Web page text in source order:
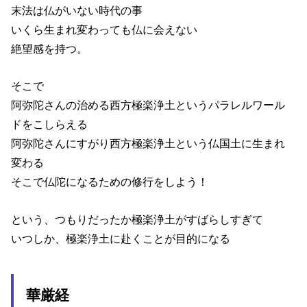
末法は仏がいない時代の事
いくら生まれ変わっても仏に会えない
絶望感を持つ。
そこで
阿弥陀さんの治める西方極楽浄土というパラレルワール
ドをこしらえる
阿弥陀さんにすがり西方極楽浄土という仏国土に生まれ
変わる
そこで仏陀になるための修行をしよう！
という、つもりだったか極楽浄土がすばらしすぎて
いつしか、極楽浄土に赴くことが目的になる
華厳経